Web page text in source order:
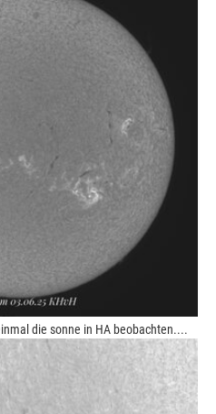
die sonne in HA beobachten....